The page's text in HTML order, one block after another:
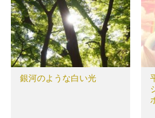
銀河のような白い光